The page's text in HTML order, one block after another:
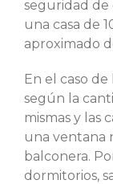
seguridad de
una casa de
aproximado
En el caso
según la
mismas y las
una ventana
balconera.
dormitorios,